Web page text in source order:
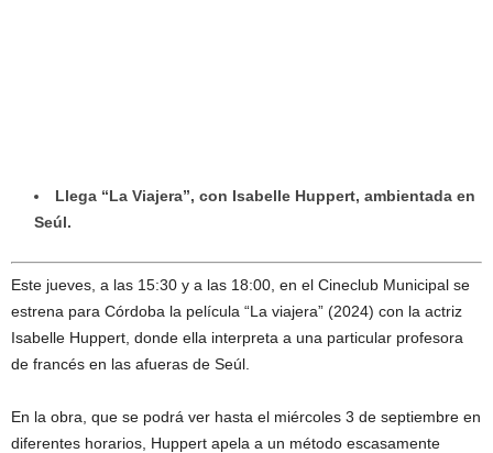
Llega “La Viajera”, con Isabelle Huppert, ambientada en
Seúl.
Este jueves, a las 15:30 y a las 18:00, en el Cineclub Municipal se
estrena para Córdoba la película “La viajera” (2024) con la actriz
Isabelle Huppert, donde ella interpreta a una particular profesora
de francés en las afueras de Seúl.
En la obra, que se podrá ver hasta el miércoles 3 de septiembre en
diferentes horarios, Huppert apela a un método escasamente